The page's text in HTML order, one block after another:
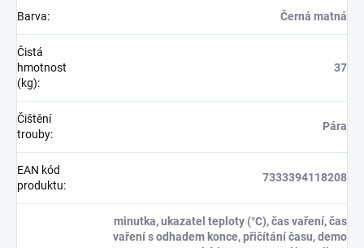
Barva: Černá matná
Čistá
hmotnost
(kg):
37
Čištění
trouby:
Pára
EAN kód
produktu:
7333394118208
minutka, ukazatel teploty (°C), čas vaření, čas
vaření s odhadem konce, přičítání času, demo